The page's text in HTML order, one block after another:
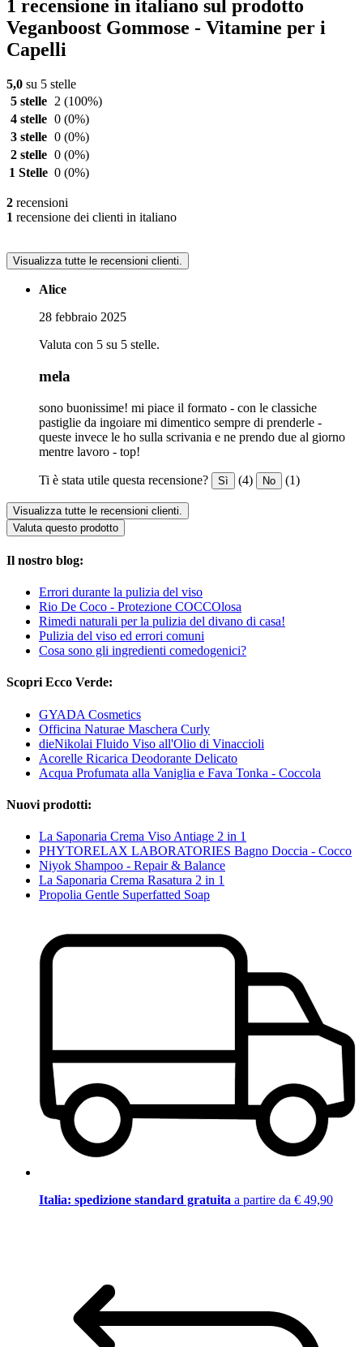
1 recensione in italiano sul prodotto
Veganboost Gommose - Vitamine per i
Capelli
5,0 su 5 stelle
5 stelle
2 (100%)
4 stelle 0 (0%)
3 stelle 0 (0%)
2 stelle 0 (0%)
1 Stelle 0 (0%)
2 recensioni
1 recensione dei clienti in italiano
Visualizza tutte le recensioni clienti.
Alice
28 febbraio 2025
Valuta con 5 su 5 stelle.
mela
sono buonissime! mi piace il formato - con le classiche
pastiglie da ingoiare mi dimentico sempre di prenderle -
queste invece le ho sulla scrivania e ne prendo due al giorno
mentre lavoro - top!
Ti è stata utile questa recensione? Sì (4) No (1)
Visualizza tutte le recensioni clienti.
Valuta questo prodotto
Il nostro blog:
Errori durante la pulizia del viso
Rio De Coco - Protezione COCCOlosa
Rimedi naturali per la pulizia del divano di casa!
Pulizia del viso ed errori comuni
Cosa sono gli ingredienti comedogenici?
Scopri Ecco Verde:
GYADA Cosmetics
Officina Naturae Maschera Curly
dieNikolai Fluido Viso all'Olio di Vinaccioli
Acorelle Ricarica Deodorante Delicato
Acqua Profumata alla Vaniglia e Fava Tonka - Coccola
Nuovi prodotti:
La Saponaria Crema Viso Antiage 2 in 1
PHYTORELAX LABORATORIES Bagno Doccia - Cocco
Niyok Shampoo - Repair & Balance
La Saponaria Crema Rasatura 2 in 1
Propolia Gentle Superfatted Soap
Italia: spedizione standard gratuita a partire da € 49,90